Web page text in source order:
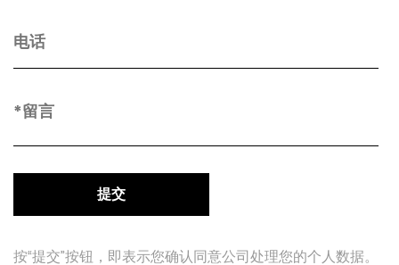
按“提交”按钮，即表示您确认同意公司处理您的个人数据。